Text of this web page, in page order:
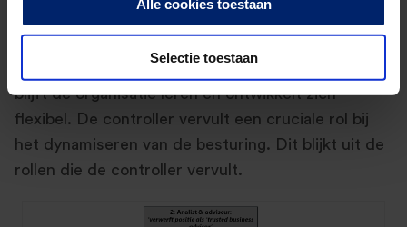
Alle cookies toestaan
Selectie toestaan
blijft de organisatie leren en ontwikkelt zich
flexibel. De controller vervult een cruciale rol bij
het dynamiseren van de besturing. Dit blijkt uit de
rollen die de controller vervult.